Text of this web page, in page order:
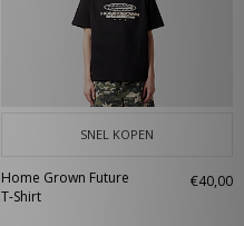
SNEL KOPEN
Home Grown Future
T-Shirt
€40,00